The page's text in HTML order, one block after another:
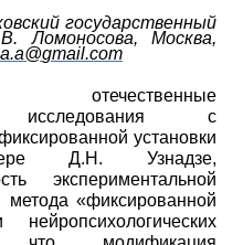
государственный
Ломоносова, Москва,
.a@gmail.com
исследования с
установки
Д.Н. Узнадзе,
экспериментальной
«фиксированной